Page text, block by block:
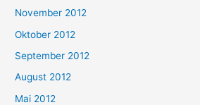
November 2012
Oktober 2012
September 2012
August 2012
Mai 2012